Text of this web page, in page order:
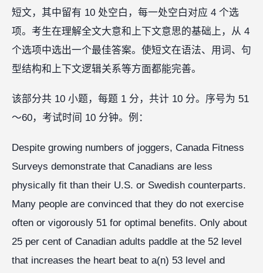
短文，其中留有 10 处空白，每一处空白对应 4 个选
项。考生在理解全文大意和上下文意思的基础上，从 4
个选项中选出一个最佳答案。使短文在语法、用词、句
型结构和上下文逻辑关系等方面都能完善。
该部分共 10 小题，每题 1 分，共计 10 分。序号为 51
～60，考试时间 10 分钟。例：
Despite growing numbers of joggers, Canada Fitness
Surveys demonstrate that Canadians are less
physically fit than their U.S. or Swedish counterparts.
Many people are convinced that they do not exercise
often or vigorously 51 for optimal benefits. Only about
25 per cent of Canadian adults paddle at the 52 level
that increases the heart beat to a(n) 53 level and